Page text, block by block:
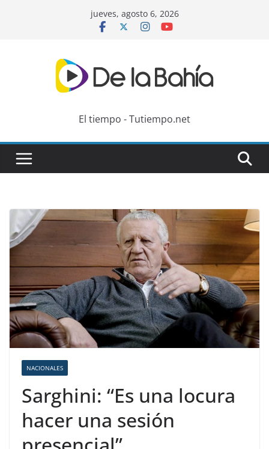
jueves, agosto 6, 2026
El tiempo - Tutiempo.net
NACIONALES
Sarghini: “Es una locura
hacer una sesión